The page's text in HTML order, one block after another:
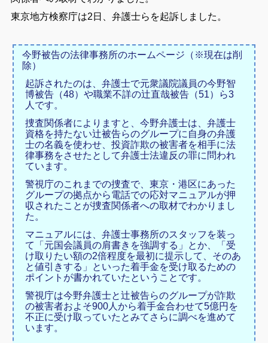
東京地方検察庁は2日、弁護士らを起訴しました。
今野被告の法律事務所のホームページ（※現在は削
除）
起訴されたのは、弁護士で元衆議院議員の今野智
博被告（48）や職業不詳の辻直哉被告（51）ら3
人です。
捜査関係者によりますと、今野弁護士は、弁護士
資格を持たない辻被告らのグループに自身の弁護
士の名義を使わせ、投資詐欺の被害者を相手に法
律事務をさせたとして弁護士法違反の罪に問われ
ています。
警視庁のこれまでの捜査で、東京・港区にあった
グループの拠点から電話での応対マニュアルが押
収されたことが捜査関係者への取材でわかりまし
た。
マニュアルには、弁護士事務所のスタッフを装っ
て「元国会議員の肩書きを強調する」とか、「受
け取りたい額の2倍程度を最初に提示して、そのあ
と値引きする」といった着手金を受け取るための
ポイントが書かれていたということです。
警視庁は今野弁護士と辻被告らのグループが詐欺
の被害者およそ900人から着手金合わせて5億円を
不正に受け取っていたとみてさらに調べを進めて
います。